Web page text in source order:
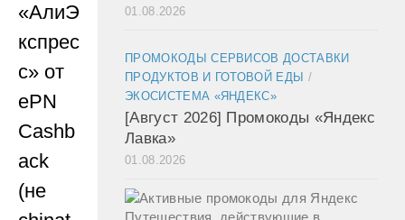
«АлиЭ
кспрес
с» от
ePN
Cashb
ack
(не
01.08.2026
ПРОМОКОДЫ СЕРВИСОВ ДОСТАВКИ
ПРОДУКТОВ И ГОТОВОЙ ЕДЫ /
ЭКОСИСТЕМА «ЯНДЕКС»
[Август 2026] Промокоды «Яндекс
Лавка»
01.08.2026